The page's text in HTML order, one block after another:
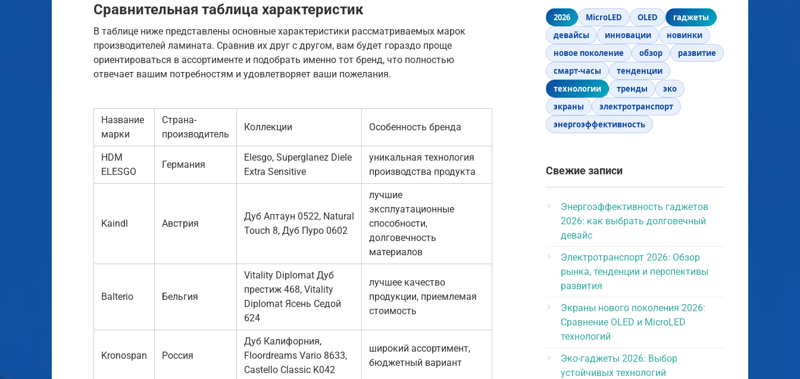
Сравнительная таблица характеристик
В таблице ниже представлены основные характеристики рассматриваемых марок
производителей ламината. Сравнив их друг с другом, вам будет гораздо проще
ориентироваться в ассортименте и подобрать именно тот бренд, что полностью
отвечает вашим потребностям и удовлетворяет ваши пожелания.
Название
марки
Страна-
производитель
Коллекции Особенность бренда
HDM
ELESGO
Германия
Elesgo, Superglanez Diele
Extra Sensitive
уникальная технология
производства продукта
Kaindl Австрия
Дуб Аптаун 0522, Natural
Touch 8, Дуб Пуро 0602
лучшие
эксплуатационные
способности,
долговечность
материалов
Balterio Бельгия
Vitality Diplomat Дуб
престиж 468, Vitality
Diplomat Ясень Седой
624
лучшее качество
продукции, приемлемая
стоимость
Kronospan Россия
Дуб Калифорния,
Floordreams Vario 8633,
Castello Classic K042
широкий ассортимент,
бюджетный вариант
2026 MicroLED OLED
гаджеты
девайсы
инновации
новинки
новое поколение
обзор
развитие
смарт-часы
тенденции
технологии
тренды
эко
экраны
электротранспорт
энергоэффективность
Свежие записи
Энергоэффективность гаджетов
2026: как выбрать долговечный
девайс
Электротранспорт 2026: Обзор
рынка, тенденции и перспективы
развития
Экраны нового поколения 2026:
Сравнение OLED и MicroLED
технологий
Эко-гаджеты 2026: Выбор
устойчивых технологий